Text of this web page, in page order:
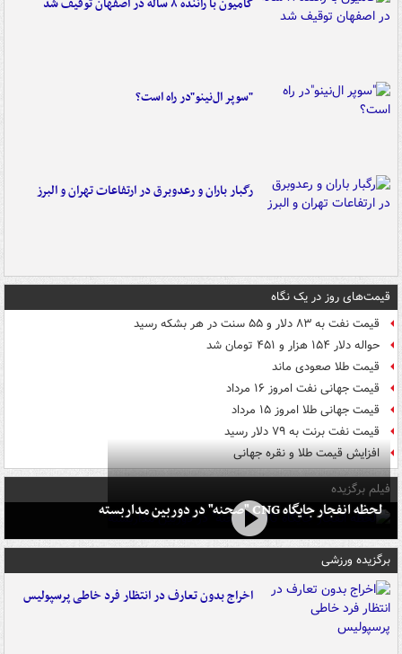
"سوپر ال‌نینو"در راه است؟
رگبار باران و رعدوبرق در ارتفاعات تهران و البرز
قیمت‌های روز در یک نگاه
قیمت نفت به ۸۳ دلار و ۵۵ سنت در هر بشکه رسید
حواله دلار ۱۵۴ هزار و ۴۵۱ تومان شد
قیمت طلا صعودی ماند
قیمت جهانی نفت امروز ۱۶ مرداد
قیمت جهانی طلا امروز ۱۵ مرداد
قیمت نفت برنت به ۷۹ دلار رسید
افزایش قیمت طلا و نقره جهانی
فیلم برگزیده
لحظه انفجار جایگاه CNG "صحنه" در دوربین مداربسته
برگزیده ورزشی
اخراج بدون تعارف در انتظار فرد خاطی پرسپولیس